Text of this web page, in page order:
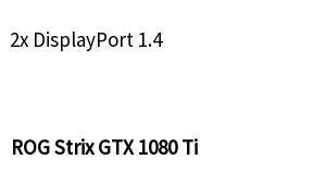
2x DisplayPort 1.4
ROG Strix GTX 1080 Ti